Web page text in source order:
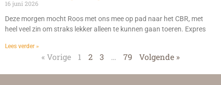
16 juni 2026
Deze morgen mocht Roos met ons mee op pad naar het CBR, met
heel veel zin om straks lekker alleen te kunnen gaan toeren. Expres
Lees verder »
« Vorige 1 2 3 … 79 Volgende »